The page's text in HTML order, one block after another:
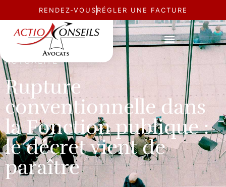
RENDEZ-VOUS RÉGLER UNE FACTURE
ACTUALITÉ
Rupture
conventionnelle dans
la Fonction publique :
le décret vient de
paraître